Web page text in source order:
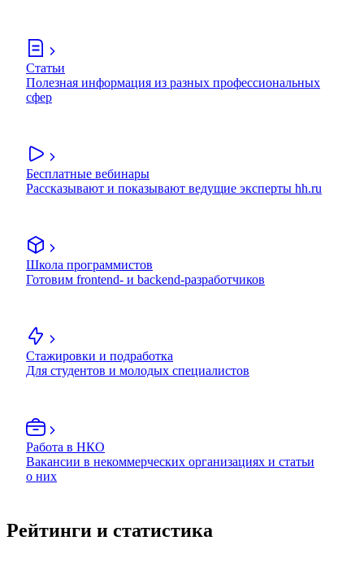
Статьи
Полезная информация из разных профессиональных
сфер
Бесплатные вебинары
Рассказывают и показывают ведущие эксперты hh.ru
Школа программистов
Готовим frontend- и backend-разработчиков
Стажировки и подработка
Для студентов и молодых специалистов
Работа в НКО
Вакансии в некоммерческих организациях и статьи
о них
Рейтинги и статистика